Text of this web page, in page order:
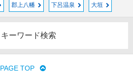
郡上八幡 下呂温泉 大垣
キーワード検索
PAGE TOP